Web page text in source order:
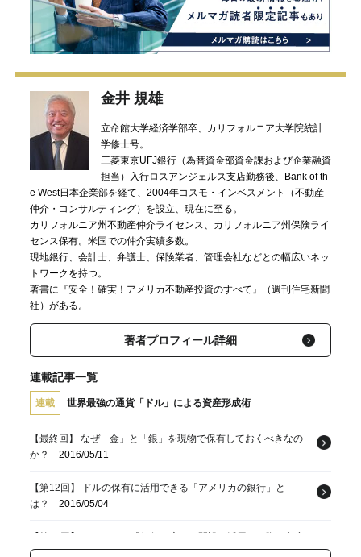
金井 規雄
立命館大学経済学部卒、カリフォルニア大学院統計
学修士号。
三菱東京UFJ銀行（為替資金部資金課および企業融資
担当）入行ロスアンジェルス支店勤務後、Bank of th
e West日本企業部を経て、2004年コスモ・インベスメント（不動産
仲介・コンサルティング）を設立、現在に至る。
カリフォルニア州不動産仲介ライセンス、カリフォルニア州保険ライ
センス保有。米国での仲介実績多数。
現地銀行、会計士、弁護士、保険業者、管理会社などとの幅広いネッ
トワークを持つ。
著書に『安全！確実！アメリカ不動産投資のすべて』（週刊住宅新聞
社）がある。
著者プロフィール詳細
連載記事一覧
連載 世界最強の通貨「ドル」による資産形成術
【最終回】 なぜ「金」と「銀」を現物で保有しておくべきなの
か？
2016/05/11
【第12回】 ドルの保有に活用できる「アメリカの銀行」と
は？
2016/05/04
【第11回】 アメリカの「銀行口座」を開設・活用する際の留意
点2016/04/27